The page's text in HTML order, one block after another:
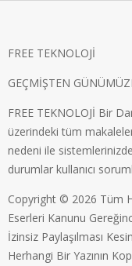
FREE TEKNOLOJİ
GEÇMİŞTEN
FREE TEKNOLOJİ Bir
üzerindeki tüm
nedeni ile
durumlar kullanıcı
Copyright © 2026 Tüm
Eserleri Kanunu
İzinsiz Paylaşılması
Herhangi Bir Yazının